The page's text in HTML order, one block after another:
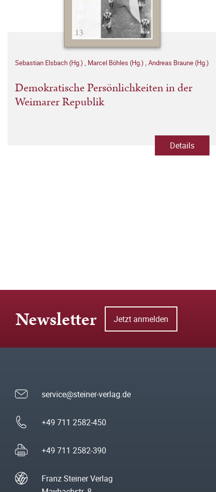
Sebastian Elsbach (Hg.) , Marcel Böhles (Hg.) , Andreas Braune (Hg.)
Demokratische Persönlichkeiten in der
Weimarer Republik
Details
Newsletter Jetzt anmelden
service@steiner-verlag.de
+49 711 2582-450
+49 711 2582-390
Franz Steiner Verlag